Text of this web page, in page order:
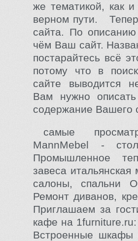
же тематикой, как
верном пути.
сайта. По
чём Ваш сайт.
постарайтесь всё
потому что в
сайте выводится
Вам нужно
содержание Вашего
самые
MannMebel -
Промышленное
завеса
салоны, спальни
Ремонт диванов,
Приглашаем за
кафе на
Встроенные шкафы